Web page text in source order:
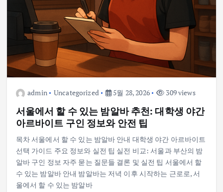
admin Uncategorized 5월 28, 2026 309 views
서울에서 할 수 있는 밤알바 추천: 대학생 야간
아르바이트 구인 정보와 안전 팁
목차 서울에서 할 수 있는 밤알바 안내 대학생 야간 아르바이트
선택 가이드 주요 정보와 실전 팁 실전 비교: 서울과 부산의 밤
알바 구인 정보 자주 묻는 질문들 결론 및 실전 팁 서울에서 할
수 있는 밤알바 안내 밤알바는 저녁 이후 시작하는 근로로, 서
울에서 할 수 있는 밤알바